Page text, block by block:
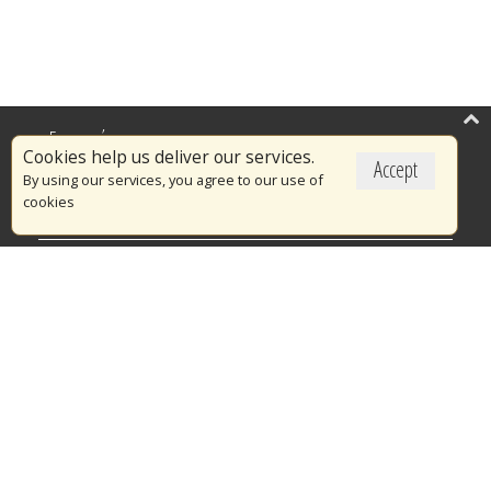
Accept
Cookies help us deliver our services.
By using our services, you agree to our use of
cookies
Επικαιρότητα
Το Πυροσβεστικό Σώμα